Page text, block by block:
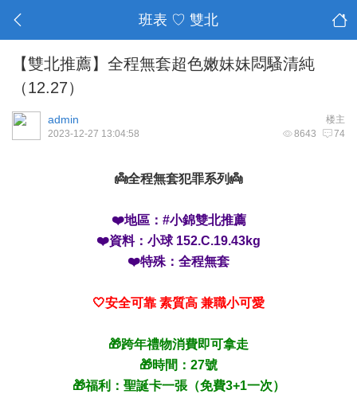
班表 ♡ 雙北
【雙北推薦】全程無套超色嫩妹妹悶騷清純
（12.27）
楼主
admin
8643 74
2023-12-27 13:04:58
👼全程無套犯罪系列👼
❤️地區：#小錦雙北推薦
❤️資料：小球 152.C.19.43kg
❤️特殊：全程無套
🤍安全可靠 素質高 兼職小可愛
🎁跨年禮物消費即可拿走
🎁時間：27號
🎁福利：聖誕卡一張（免費3+1一次）